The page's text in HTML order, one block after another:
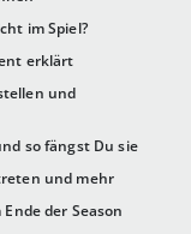
im Spiel?
erklärt
und
so fängst Du sie
und mehr
der Season